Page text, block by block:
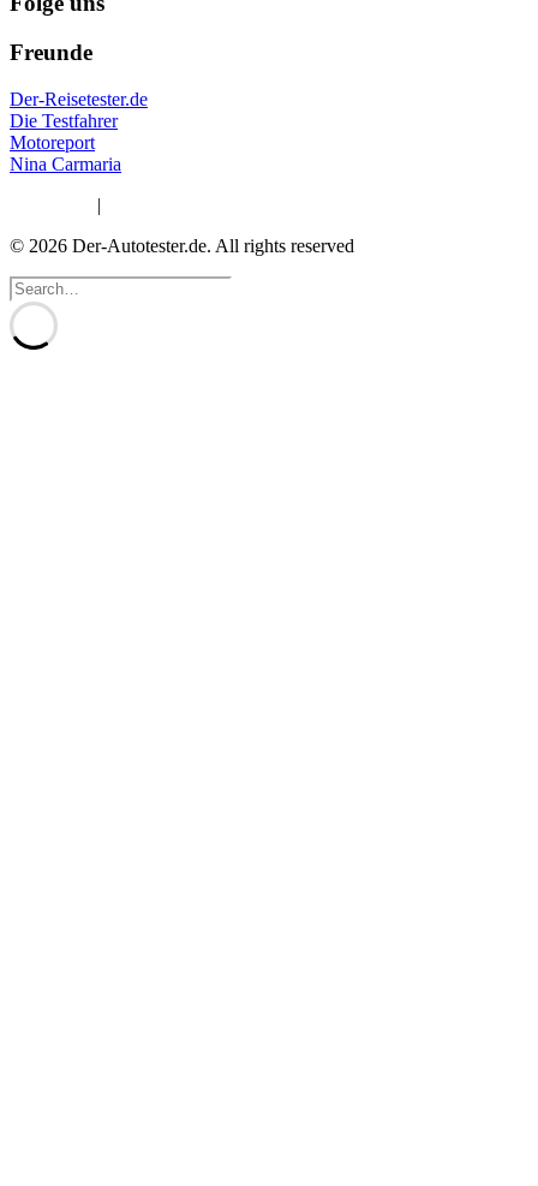
Freunde
Der-Reisetester.de
Die Testfahrer
Motoreport
Nina Carmaria
|
© 2026 Der-Autotester.de. All rights reserved